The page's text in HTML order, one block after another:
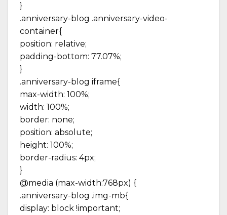
}
.anniversary-blog .anniversary-video-
container{
position: relative;
padding-bottom: 77.07%;
}
.anniversary-blog iframe{
max-width: 100%;
width: 100%;
border: none;
position: absolute;
height: 100%;
border-radius: 4px;
}
@media (max-width:768px) {
.anniversary-blog .img-mb{
display: block !important;